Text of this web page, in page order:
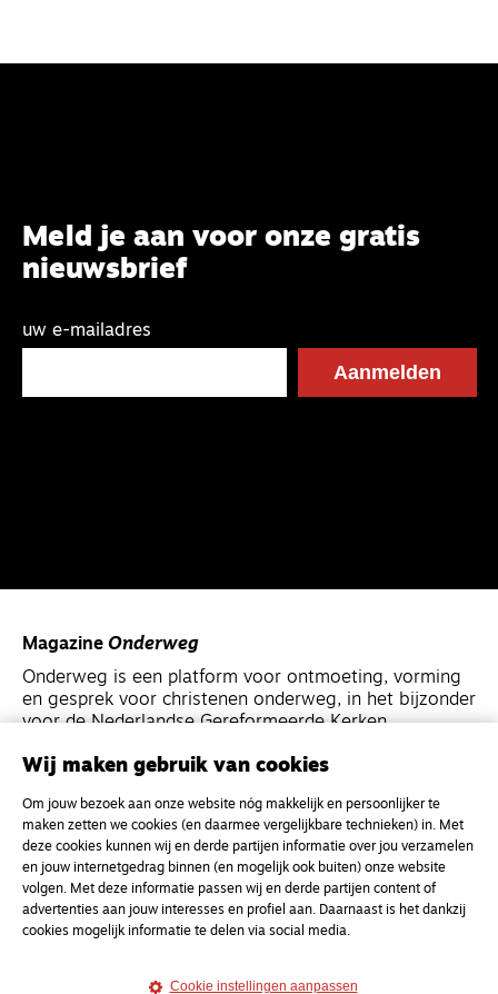
Meld je aan voor onze gratis
nieuwsbrief
uw e-mailadres
Magazine Onderweg
Onderweg is een platform voor ontmoeting, vorming
en gesprek voor christenen onderweg, in het bijzonder
voor de Nederlandse Gereformeerde Kerken.
Magazine
Onderweg
Kvk-nummer 33277063
NL46 INGB 0117 5827 86
info@onderwegonline.nl
Wij maken gebruik van cookies
Om jouw bezoek aan onze website nóg makkelijk en persoonlijker te
maken zetten we cookies (en daarmee vergelijkbare technieken) in. Met
deze cookies kunnen wij en derde partijen informatie over jou verzamelen
en jouw internetgedrag binnen (en mogelijk ook buiten) onze website
volgen. Met deze informatie passen wij en derde partijen content of
advertenties aan jouw interesses en profiel aan. Daarnaast is het dankzij
cookies mogelijk informatie te delen via social media.
Cookie instellingen aanpassen